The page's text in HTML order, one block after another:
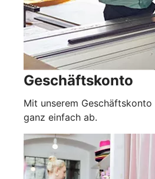
Geschäftskonto
Mit unserem
ganz einfach ab.